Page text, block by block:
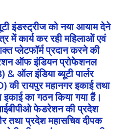
इंडस्ट्रीज को नया आयाम देने
में कार्य कर रही महिलाओं एवं
प्लेटफॉर्म प्रदान करने की
ऑफ इंडियन प्रोफेशनल
& ऑल इंडिया ब्यूटी पार्लर
की रायपुर महानगर इकाई तथा
इकाई का गठन किया गया हैं।
फेडरेशन की प्रदेश
तथा प्रदेश महासचिव दीपक